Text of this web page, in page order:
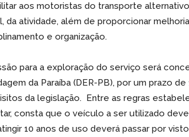
aos motoristas do transporte
da atividade, além de proporcionar
e organização.
para a exploração do serviço será
da Paraíba (DER-PB), por um prazo de
da legislação. Entre as regras
consta que o veículo a ser utilizado
10 anos de uso deverá passar por